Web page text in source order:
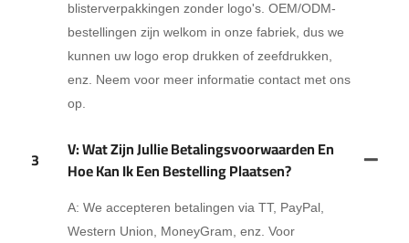
blisterverpakkingen zonder logo's. OEM/ODM-
bestellingen zijn welkom in onze fabriek, dus we
kunnen uw logo erop drukken of zeefdrukken,
enz. Neem voor meer informatie contact met ons
op.
3
V: Wat Zijn Jullie Betalingsvoorwaarden En
Hoe Kan Ik Een Bestelling Plaatsen?
A: We accepteren betalingen via TT, PayPal,
Western Union, MoneyGram, enz. Voor